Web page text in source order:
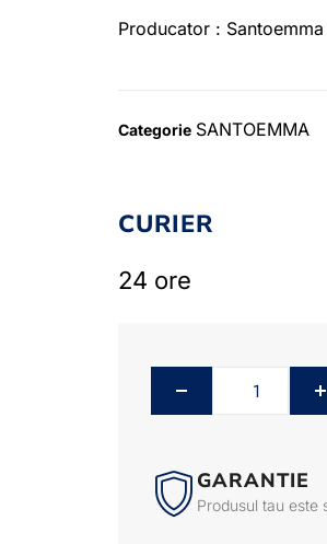
Producator :
Categorie SANTOEMMA
CURIER
24 ore
GARANTIE
Produsul tau este